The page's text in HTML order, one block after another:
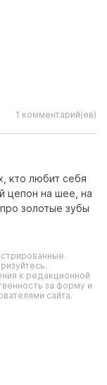
1 комментарий(ев)
кто любит себя
цепон на шее, на
золотые зубы
к редакционной
за форму и
сайта.